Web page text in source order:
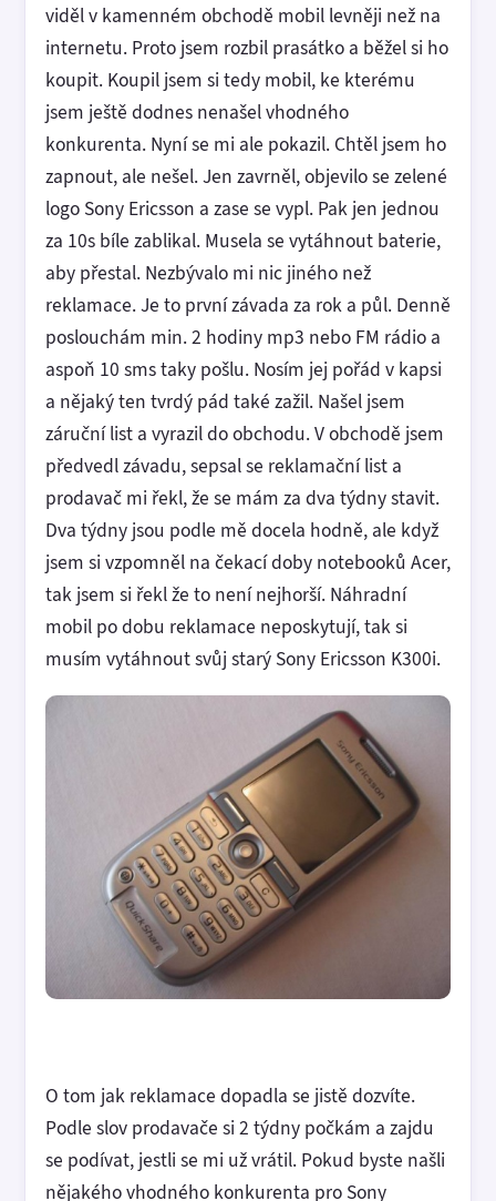
viděl v kamenném obchodě mobil levněji než na
internetu. Proto jsem rozbil prasátko a běžel si ho
koupit. Koupil jsem si tedy mobil, ke kterému
jsem ještě dodnes nenašel vhodného
konkurenta. Nyní se mi ale pokazil. Chtěl jsem ho
zapnout, ale nešel. Jen zavrněl, objevilo se zelené
logo Sony Ericsson a zase se vypl. Pak jen jednou
za 10s bíle zablikal. Musela se vytáhnout baterie,
aby přestal. Nezbývalo mi nic jiného než
reklamace. Je to první závada za rok a půl. Denně
poslouchám min. 2 hodiny mp3 nebo FM rádio a
aspoň 10 sms taky pošlu. Nosím jej pořád v kapsi
a nějaký ten tvrdý pád také zažil. Našel jsem
záruční list a vyrazil do obchodu. V obchodě jsem
předvedl závadu, sepsal se reklamační list a
prodavač mi řekl, že se mám za dva týdny stavit.
Dva týdny jsou podle mě docela hodně, ale když
jsem si vzpomněl na čekací doby notebooků Acer,
tak jsem si řekl že to není nejhorší. Náhradní
mobil po dobu reklamace neposkytují, tak si
musím vytáhnout svůj starý Sony Ericsson K300i.
O tom jak reklamace dopadla se jistě dozvíte.
Podle slov prodavače si 2 týdny počkám a zajdu
se podívat, jestli se mi už vrátil. Pokud byste našli
nějakého vhodného konkurenta pro Sony